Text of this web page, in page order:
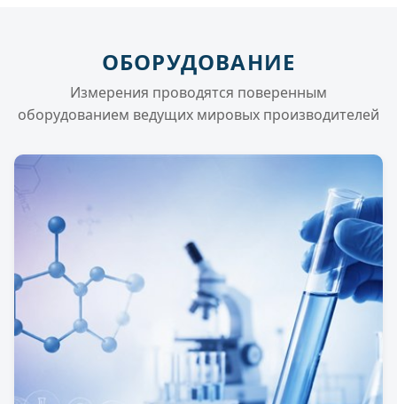
ОБОРУДОВАНИЕ
Измерения проводятся поверенным
оборудованием ведущих мировых производителей